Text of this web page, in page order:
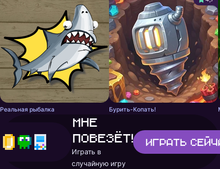
Реальная рыбалка Бурить-Копать!
Мне
повезёт!
Играть в
случайную игру
Играть